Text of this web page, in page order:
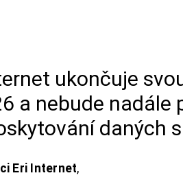
ukončuje
a nebude nadále
daných
Eri Internet,